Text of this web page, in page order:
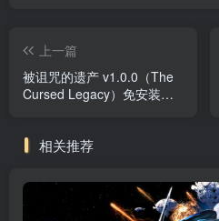
上一篇
被诅咒的遗产 v1.0.0（The
Cursed Legacy）免安装中
相关推荐